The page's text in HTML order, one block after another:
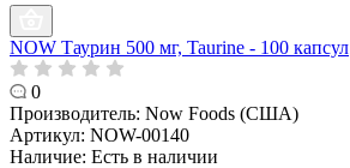
NOW Таурин 500 мг, Taurine - 100 капсул
0
Производитель: Now Foods (США)
Артикул: NOW-00140
Наличие: Есть в наличии